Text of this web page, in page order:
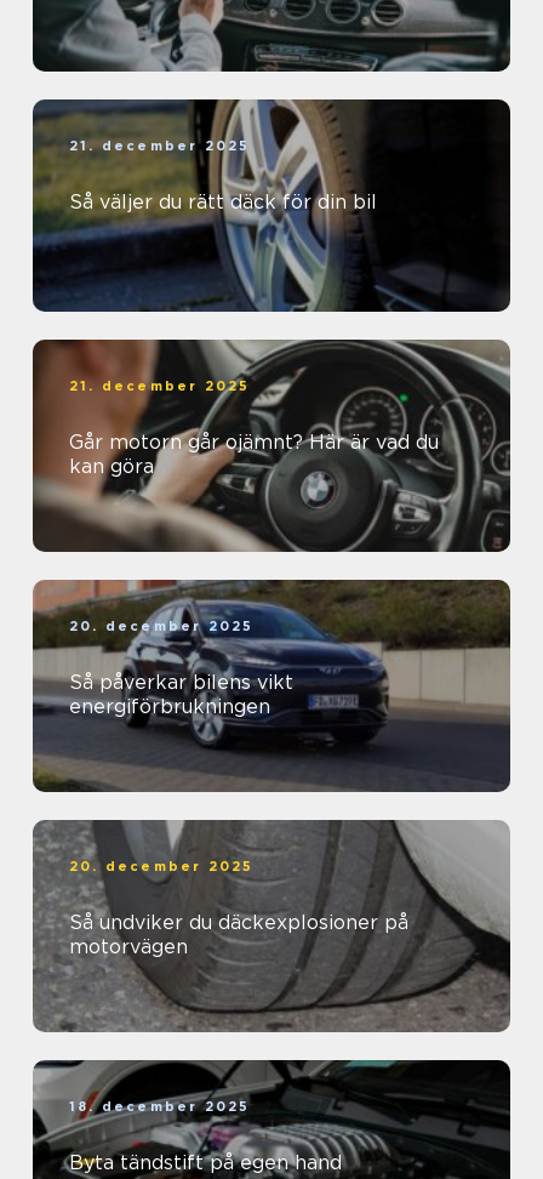
21. december 2025
Så väljer du rätt däck för din bil
21. december 2025
Går motorn går ojämnt? Här är vad du
kan göra
20. december 2025
Så påverkar bilens vikt
energiförbrukningen
20. december 2025
Så undviker du däckexplosioner på
motorvägen
18. december 2025
Byta tändstift på egen hand